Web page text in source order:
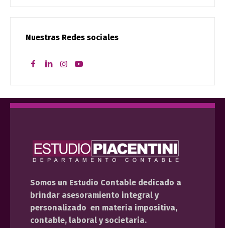
Nuestras Redes sociales
Somos un Estudio Contable dedicado a
brindar asesoramiento integral y
personalizado en materia impositiva,
contable, laboral y societaria.